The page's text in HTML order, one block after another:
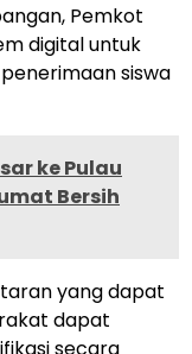
Pemkot
digital untuk
siswa
ke Pulau
Bersih
yang dapat
dapat
secara